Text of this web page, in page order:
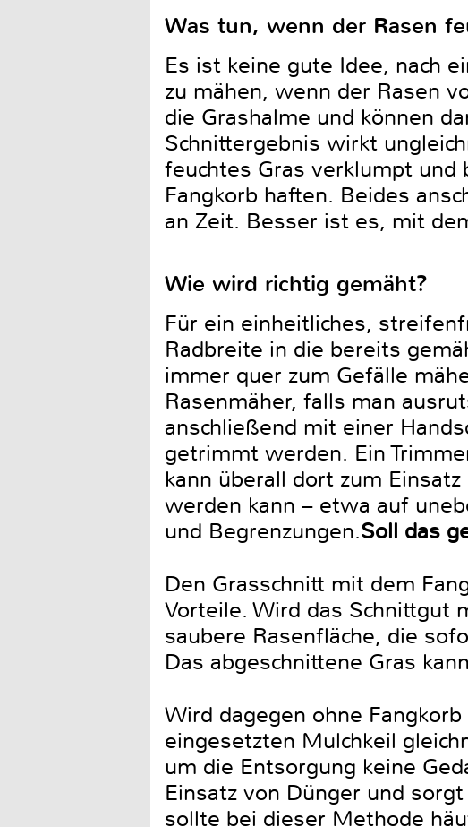
Was tun, wenn der Rasen
Es ist keine gute Idee, nach
zu mähen, wenn der Rasen
die Grashalme und können
Schnittergebnis wirkt
feuchtes Gras verklumpt
Fangkorb haften. Beides
an Zeit. Besser ist es, mit
Wie wird richtig gemäht?
Für ein einheitliches,
Radbreite in die bereits
immer quer zum Gefälle
Rasenmäher, falls man
anschließend mit einer
getrimmt werden. Ein
kann überall dort zum
werden kann – etwa auf
und Begrenzungen.Soll das
Den Grasschnitt mit dem
Vorteile. Wird das Schnittgut
saubere Rasenfläche, die
Das abgeschnittene Gras
Wird dagegen ohne
eingesetzten Mulchkeil
um die Entsorgung keine
Einsatz von Dünger und
sollte bei dieser Methode